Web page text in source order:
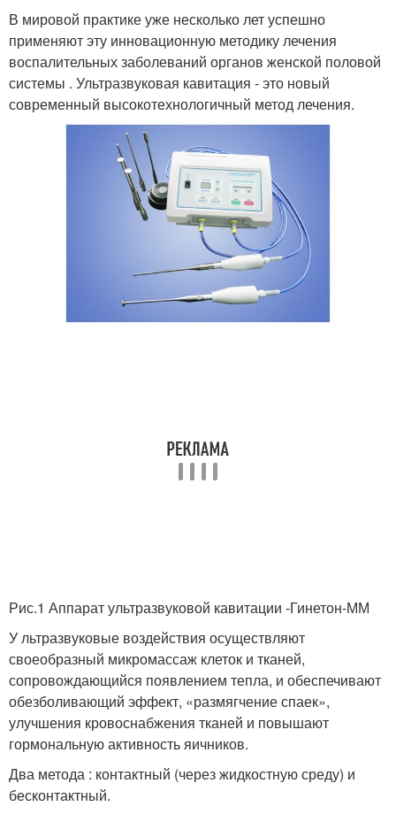
В мировой практике уже несколько лет успешно
применяют эту инновационную методику лечения
воспалительных заболеваний органов женской половой
системы . Ультразвуковая кавитация - это новый
современный высокотехнологичный метод лечения.
Рис.1 Аппарат ультразвуковой кавитации -Гинетон-ММ
У льтразвуковые воздействия осуществляют
своеобразный микромассаж клеток и тканей,
сопровождающийся появлением тепла, и обеспечивают
обезболивающий эффект, «размягчение спаек»,
улучшения кровоснабжения тканей и повышают
гормональную активность яичников.
Два метода : контактный (через жидкостную среду) и
бесконтактный.